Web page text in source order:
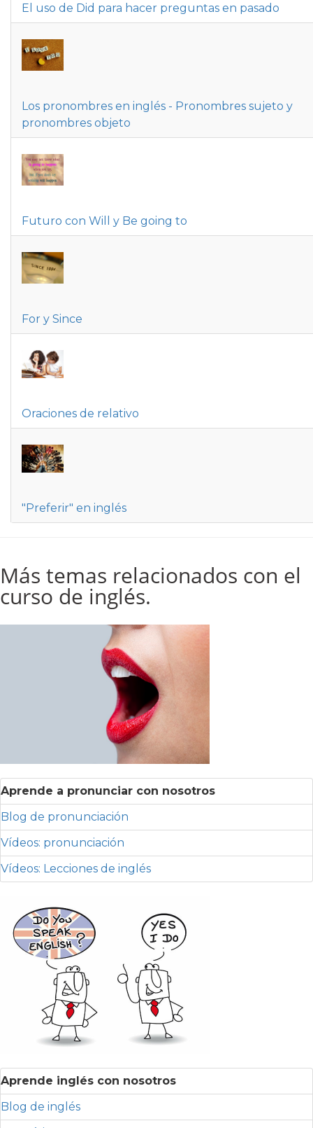
El uso de Did para hacer preguntas en pasado
Los pronombres en inglés - Pronombres sujeto y
pronombres objeto
Futuro con Will y Be going to
For y Since
Oraciones de relativo
"Preferir" en inglés
Más temas relacionados con el
curso de inglés.
Aprende a pronunciar con nosotros
Blog de pronunciación
Vídeos: pronunciación
Vídeos: Lecciones de inglés
Aprende inglés con nosotros
Blog de inglés